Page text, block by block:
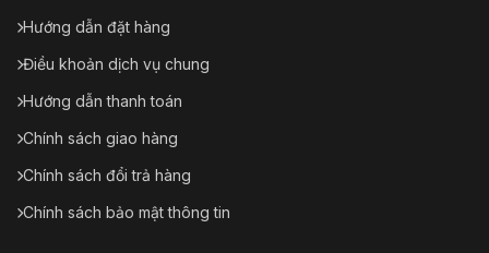
Hướng dẫn đặt hàng
Điều khoản dịch vụ chung
Hướng dẫn thanh toán
Chính sách giao hàng
Chính sách đổi trả hàng
Chính sách bảo mật thông tin